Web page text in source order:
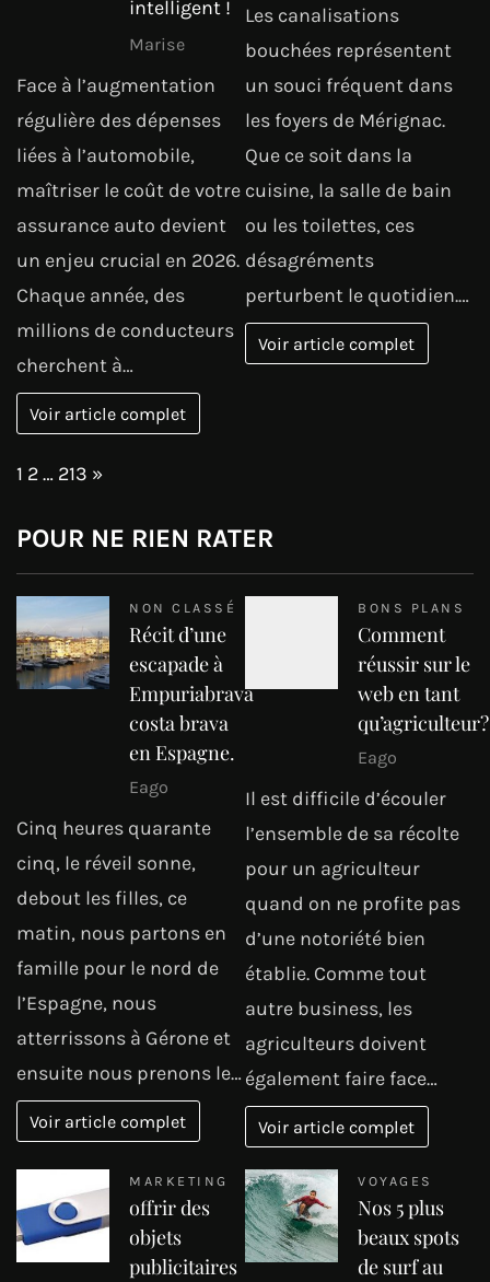
intelligent !
Marise
Face à l’augmentation
régulière des dépenses
liées à l’automobile,
maîtriser le coût de votre
assurance auto devient
un enjeu crucial en 2026.
Chaque année, des
millions de conducteurs
cherchent à…
Voir article complet
Les canalisations
bouchées représentent
un souci fréquent dans
les foyers de Mérignac.
Que ce soit dans la
cuisine, la salle de bain
ou les toilettes, ces
désagréments
perturbent le quotidien.…
Voir article complet
Page:
1 2… 213 Next
»
POUR NE RIEN RATER
NON CLASSÉ
Récit d’une
escapade à
Empuriabrava
costa brava
en Espagne.
Eago
Cinq heures quarante
cinq, le réveil sonne,
debout les filles, ce
matin, nous partons en
famille pour le nord de
l’Espagne, nous
atterrissons à Gérone et
ensuite nous prenons le…
Voir article complet
BONS PLANS
Comment
réussir sur le
web en tant
qu’agriculteur?
Eago
Il est difficile d’écouler
l’ensemble de sa récolte
pour un agriculteur
quand on ne profite pas
d’une notoriété bien
établie. Comme tout
autre business, les
agriculteurs doivent
également faire face…
Voir article complet
MARKETING
offrir des
objets
publicitaires
VOYAGES
Nos 5 plus
beaux spots
de surf au